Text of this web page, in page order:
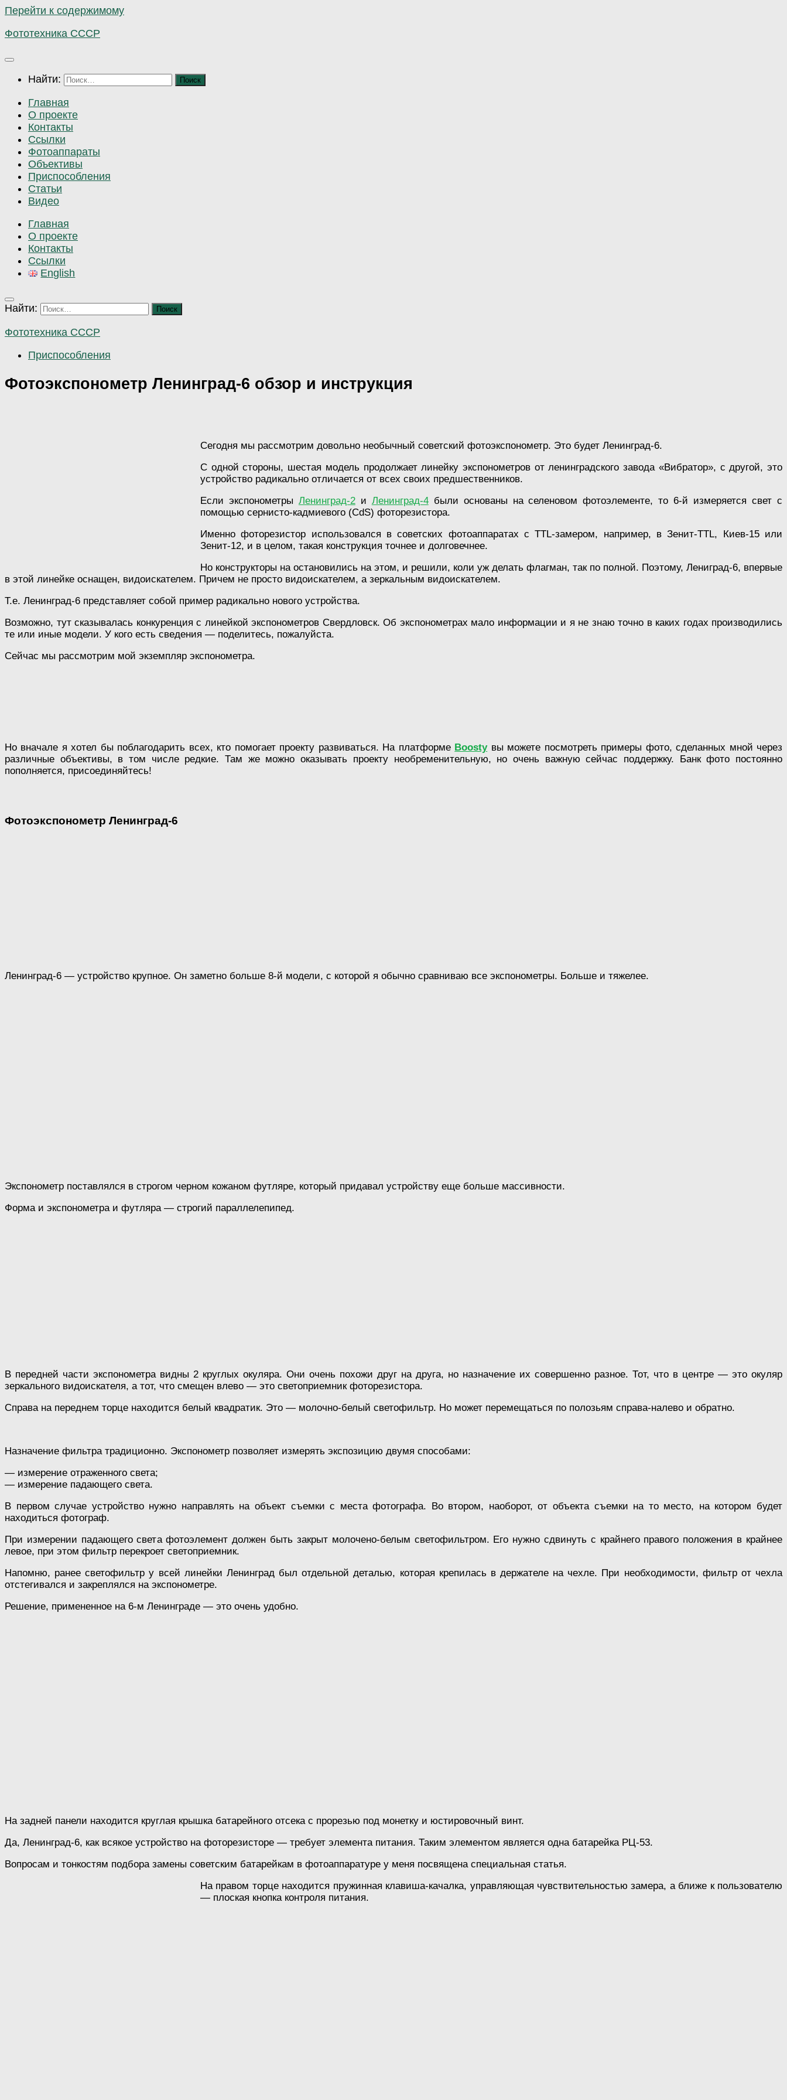
Перейти к содержимому
Фототехника СССР
Найти:
Главная
О проекте
Контакты
Ссылки
Фотоаппараты
Объективы
Приспособления
Статьи
Видео
Главная
О проекте
Контакты
Ссылки
English
Найти:
Фототехника СССР
Приспособления
Фотоэкспонометр Ленинград-6 обзор и инструкция
Сегодня мы рассмотрим довольно необычный советский фотоэкспонометр. Это будет Ленинград-6.
С одной стороны, шестая модель продолжает линейку экспонометров от ленинградского завода «Вибратор», с другой, это
устройство радикально отличается от всех своих предшественников.
Если экспонометры Ленинград-2и Ленинград-4были основаны на селеновом фотоэлементе, то 6-й измеряется свет с
помощью сернисто-кадмиевого (CdS) фоторезистора.
Именно фоторезистор использовался в советских фотоаппаратах с TTL-замером, например, в Зенит-TTL, Киев-15 или
Зенит-12, и в целом, такая конструкция точнее и долговечнее.
Но конструкторы на остановились на этом, и решили, коли уж делать флагман, так по полной. Поэтому, Лениград-6, впервые
в этой линейке оснащен, видоискателем. Причем не просто видоискателем, а зеркальным видоискателем.
Т.е. Ленинград-6 представляет собой пример радикально нового устройства.
Возможно, тут сказывалась конкуренция с линейкой экспонометров Свердловск. Об экспонометрах мало информации и я не знаю точно в каких годах производились
те или иные модели. У кого есть сведения — поделитесь, пожалуйста.
Сейчас мы рассмотрим мой экземпляр экспонометра.
Но вначале я хотел бы поблагодарить всех, кто помогает проекту развиваться. На платформе Boostyвы можете посмотреть примеры фото, сделанных мной через
различные объективы, в том числе редкие. Там же можно оказывать проекту необременительную, но очень важную сейчас поддержку. Банк фото постоянно
пополняется, присоединяйтесь!
Фотоэкспонометр Ленинград-6
Ленинград-6 — устройство крупное. Он заметно больше 8-й модели, с которой я обычно сравниваю все экспонометры. Больше и тяжелее.
Экспонометр поставлялся в строгом черном кожаном футляре, который придавал устройству еще больше массивности.
Форма и экспонометра и футляра — строгий параллелепипед.
В передней части экспонометра видны 2 круглых окуляра. Они очень похожи друг на друга, но назначение их совершенно разное. Тот, что в центре — это окуляр
зеркального видоискателя, а тот, что смещен влево — это светоприемник фоторезистора.
Справа на переднем торце находится белый квадратик. Это — молочно-белый светофильтр. Но может перемещаться по полозьям справа-налево и обратно.
Назначение фильтра традиционно. Экспонометр позволяет измерять экспозицию двумя способами:
— измерение отраженного света;
— измерение падающего света.
В первом случае устройство нужно направлять на объект съемки с места фотографа. Во втором, наоборот, от объекта съемки на то место, на котором будет
находиться фотограф.
При измерении падающего света фотоэлемент должен быть закрыт молочено-белым светофильтром. Его нужно сдвинуть с крайнего правого положения в крайнее
левое, при этом фильтр перекроет светоприемник.
Напомню, ранее светофильтр у всей линейки Ленинград был отдельной деталью, которая крепилась в держателе на чехле. При необходимости, фильтр от чехла
отстегивался и закреплялся на экспонометре.
Решение, примененное на 6-м Ленинграде — это очень удобно.
На задней панели находится круглая крышка батарейного отсека с прорезью под монетку и юстировочный винт.
Да, Ленинград-6, как всякое устройство на фоторезисторе — требует элемента питания. Таким элементом является одна батарейка РЦ-53.
Вопросам и тонкостям подбора замены советским батарейкам в фотоаппаратуре у меня посвящена специальная статья.
На правом торце находится пружинная клавиша-качалка, управляющая чувствительностью замера, а ближе к пользователю
— плоская кнопка контроля питания.